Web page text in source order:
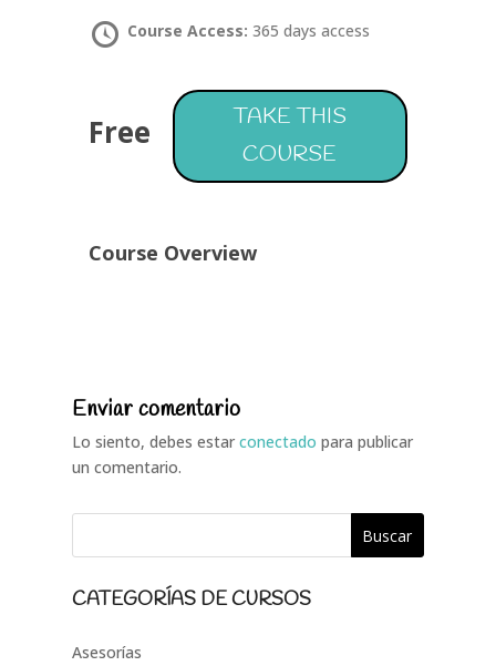
Course Access: 365 days access
Free
TAKE THIS
COURSE
Course Overview
Enviar comentario
Lo siento, debes estar conectado para publicar
un comentario.
CATEGORÍAS DE CURSOS
Asesorías